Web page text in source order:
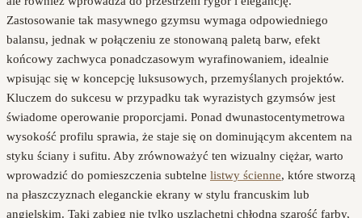
Zastosowanie tak masywnego gzymsu wymaga odpowiedniego
balansu, jednak w połączeniu ze stonowaną paletą barw, efekt
końcowy zachwyca ponadczasowym wyrafinowaniem, idealnie
wpisując się w koncepcję luksusowych, przemyślanych projektów.
Kluczem do sukcesu w przypadku tak wyrazistych gzymsów jest
świadome operowanie proporcjami. Ponad dwunastocentymetrowa
wysokość profilu sprawia, że staje się on dominującym akcentem na
styku ściany i sufitu. Aby zrównoważyć ten wizualny ciężar, warto
wprowadzić do pomieszczenia subtelne listwy ścienne, które stworzą
na płaszczyznach eleganckie ekrany w stylu francuskim lub
angielskim. Taki zabieg nie tylko uszlachetni chłodną szarość farby,